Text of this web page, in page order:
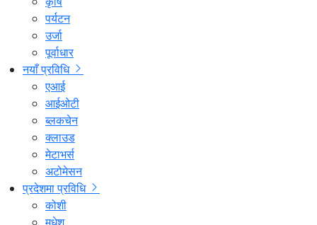
पर्यटन
उर्जा
पूर्वाधार
नयाँ प्रविधि
एआई
आईओटी
ब्लकचेन
क्लाउड
मेटाभर्स
अटोमेसन
प्रदेशमा प्रविधि
कोशी